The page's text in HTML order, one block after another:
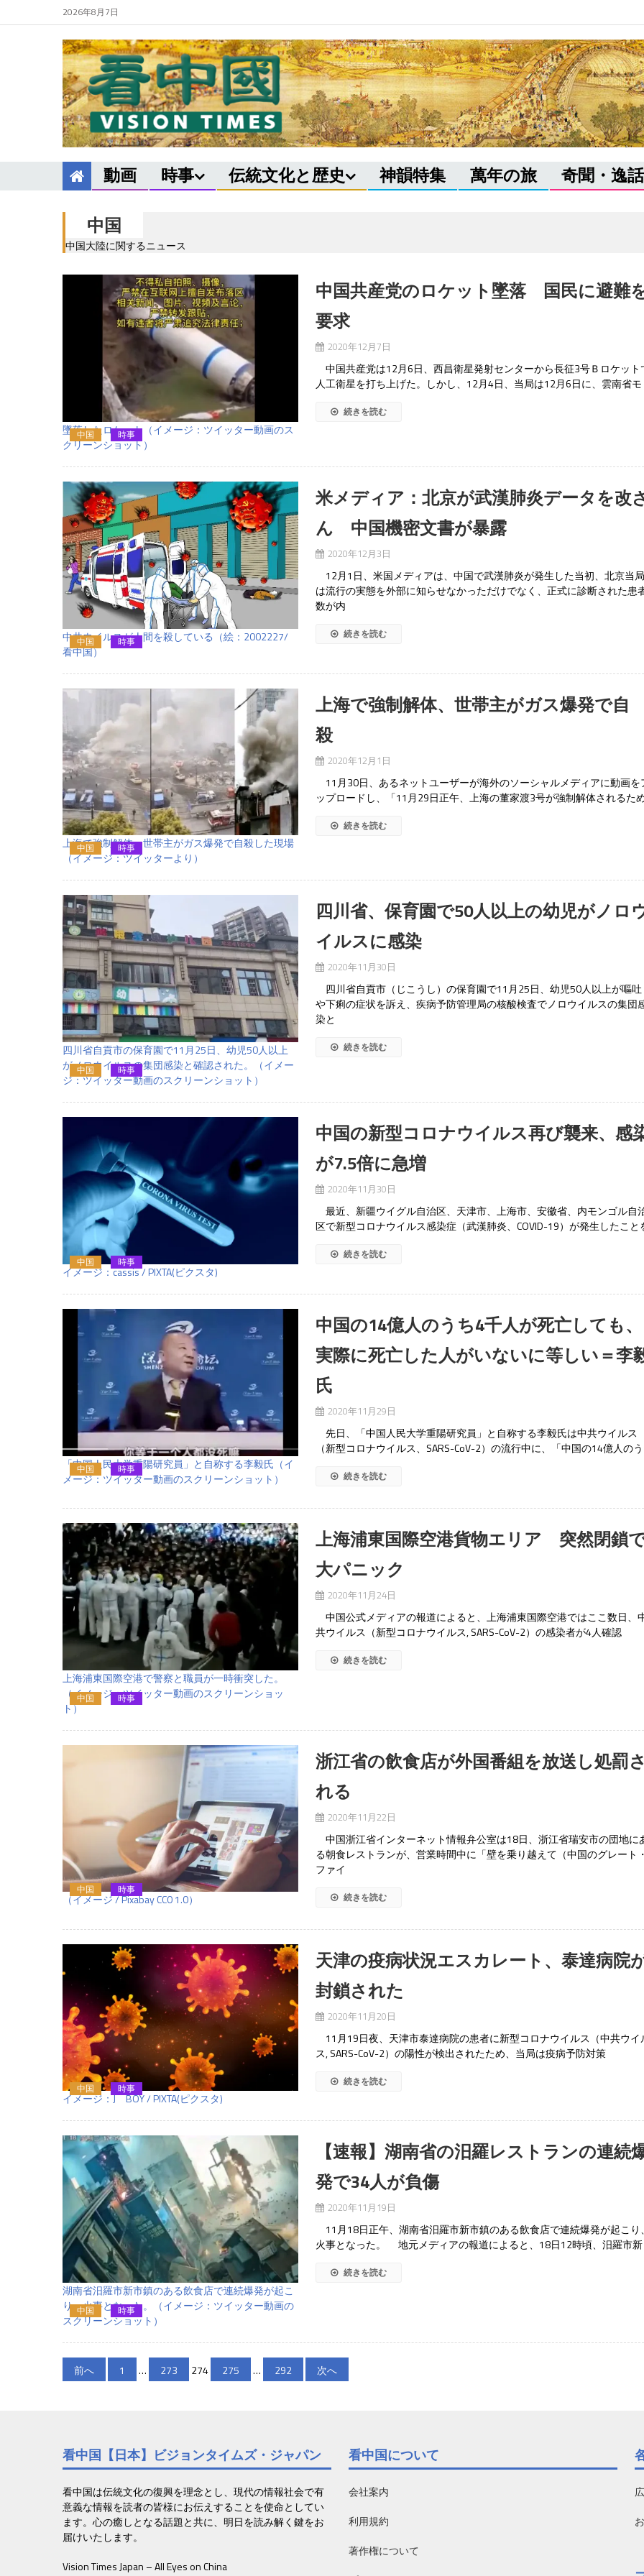
2026年8月7日
動画 時事 伝統文化と歴史 神韻特集 萬年の旅 奇聞・逸話
中国
中国大陸に関するニュース
墜落したロケット（イメージ：ツイッター動画のス
クリーンショット）
中国 時事
中国共産党のロケット墜落 国民に避難
要求
2020年12月7日
中国共産党は12月6日、西昌衛星発射センターから長征3号Ｂロケット
人工衛星を打ち上げた。しかし、12月4日、当局は12月6日に、雲南省モ
続きを読む
中共ウイルスが人間を殺している（絵：2002227/
看中国）
中国 時事
米メディア：北京が武漢肺炎データを改
ん 中国機密文書が暴露
2020年12月3日
12月1日、米国メディアは、中国で武漢肺炎が発生した当初、北京当
は流行の実態を外部に知らせなかっただけでなく、正式に診断された患
数が内
続きを読む
上海で強制解体、世帯主がガス爆発で自殺した現場
（イメージ：ツイッターより）
中国 時事
上海で強制解体、世帯主がガス爆発で自
殺
2020年12月1日
11月30日、あるネットユーザーが海外のソーシャルメディアに動画を
ップロードし、「11月29日正午、上海の董家渡3号が強制解体されるた
続きを読む
四川省自貢市の保育園で11月25日、幼児50人以上
がノロウイルスの集団感染と確認された。（イメー
ジ：ツイッター動画のスクリーンショット）
中国 時事
四川省、保育園で50人以上の幼児がノロ
イルスに感染
2020年11月30日
四川省自貢市（じこうし）の保育園で11月25日、幼児50人以上が嘔吐
や下痢の症状を訴え、疾病予防管理局の核酸検査でノロウイルスの集団
染と
続きを読む
イメージ：cassis / PIXTA(ピクスタ)
中国 時事
中国の新型コロナウイルス再び襲来、感
が7.5倍に急増
2020年11月30日
最近、新疆ウイグル自治区、天津市、上海市、安徽省、内モンゴル自
区で新型コロナウイルス感染症（武漢肺炎、COVID-19）が発生したこと
続きを読む
「中国人民大学重陽研究員」と自称する李毅氏（イ
メージ：ツイッター動画のスクリーンショット）
中国 時事
中国の14億人のうち4千人が死亡しても、
実際に死亡した人がいないに等しい＝李
氏
2020年11月29日
先日、「中国人民大学重陽研究員」と自称する李毅氏は中共ウイルス
（新型コロナウイルス、SARS-CoV-2）の流行中に、「中国の14億人のう
続きを読む
上海浦東国際空港で警察と職員が一時衝突した。
（イメージ：ツイッター動画のスクリーンショッ
ト）
中国 時事
上海浦東国際空港貨物エリア 突然閉鎖
大パニック
2020年11月24日
中国公式メディアの報道によると、上海浦東国際空港ではここ数日、
共ウイルス（新型コロナウイルス, SARS-CoV-2）の感染者が4人確認
続きを読む
（イメージ / Pixabay CC0 1.0）
中国 時事
浙江省の飲食店が外国番組を放送し処罰
れる
2020年11月22日
中国浙江省インターネット情報弁公室は18日、浙江省瑞安市の団地に
る朝食レストランが、営業時間中に「壁を乗り越えて（中国のグレート
ファイ
続きを読む
イメージ：J BOY / PIXTA(ピクスタ)
中国 時事
天津の疫病状況エスカレート、泰達病院
封鎖された
2020年11月20日
11月19日夜、天津市泰達病院の患者に新型コロナウイルス（中共ウイ
ス, SARS-CoV-2）の陽性が検出されたため、当局は疫病予防対策
続きを読む
湖南省汨羅市新市鎮のある飲食店で連続爆発が起こ
り、火事となった。（イメージ：ツイッター動画の
スクリーンショット）
中国 時事
【速報】湖南省の汨羅レストランの連続
発で34人が負傷
2020年11月19日
11月18日正午、湖南省汨羅市新市鎮のある飲食店で連続爆発が起こり
火事となった。 地元メディアの報道によると、18日12時頃、汨羅市新
続きを読む
投
ペ
ー
ジ
送
り
前へ 1 … 273 274 275 … 292 次へ
看中国【日本】ビジョンタイムズ・ジャパン
看中国は伝統文化の復興を理念とし、現代の情報社会で有
意義な情報を読者の皆様にお伝えすることを使命としてい
ます。心の癒しとなる話題と共に、明日を読み解く鍵をお
届けいたします。
Vision Times Japan – All Eyes on China
看中国について
会社案内
利用規約
著作権について